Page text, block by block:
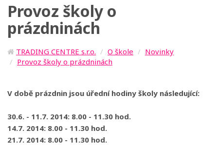
Provoz školy o
prázdninách
TRADING CENTRE s.r.o. O škole
Novinky
Provoz školy o prázdninách
V době prázdnin jsou úřední hodiny školy následující:
30.6. - 11.7. 2014: 8.00 - 11.30 hod.
14.7. 2014: 8.00 - 11.30 hod.
21.7. 2014: 8.00 - 11.30 hod.